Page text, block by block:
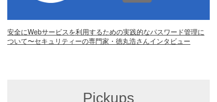
安全にWebサービスを利用するための実践的なパスワード管理に
ついて〜セキュリティーの専門家・徳丸浩さんインタビュー
Pickups